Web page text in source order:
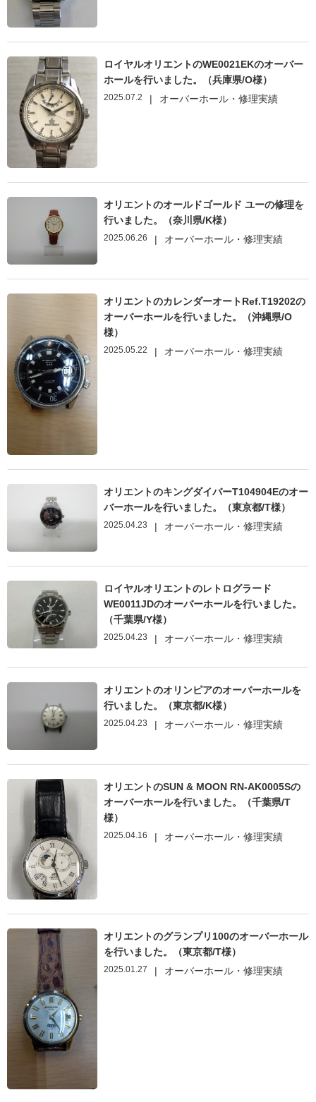
ロイヤルオリエントのWE0021EKのオーバー
ホールを行いました。（兵庫県/O様）
2025.07.2 | オーバーホール・修理実績
オリエントのオールドゴールド ユーの修理を
行いました。（奈川県/K様）
2025.06.26 | オーバーホール・修理実績
オリエントのカレンダーオートRef.T19202の
オーバーホールを行いました。（沖縄県/O
様）
2025.05.22 | オーバーホール・修理実績
オリエントのキングダイバーT104904Eのオー
バーホールを行いました。（東京都/T様）
2025.04.23 | オーバーホール・修理実績
ロイヤルオリエントのレトログラード
WE0011JDのオーバーホールを行いました。
（千葉県/Y様）
2025.04.23 | オーバーホール・修理実績
オリエントのオリンピアのオーバーホールを
行いました。（東京都/K様）
2025.04.23 | オーバーホール・修理実績
オリエントのSUN & MOON RN-AK0005Sの
オーバーホールを行いました。（千葉県/T
様）
2025.04.16 | オーバーホール・修理実績
オリエントのグランプリ100のオーバーホール
を行いました。（東京都/T様）
2025.01.27 | オーバーホール・修理実績